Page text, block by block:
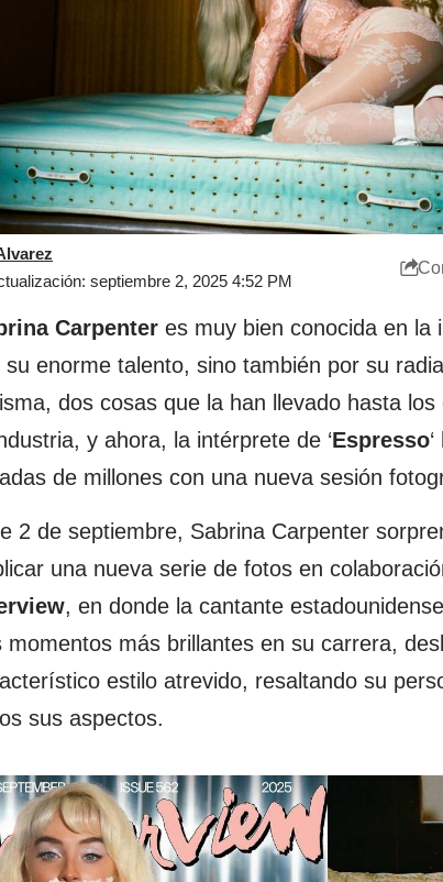
septiembre 2, 2025 4:52 PM
Carpenter es muy bien conocida en la
su enorme talento, sino también por su
dos cosas que la han llevado hasta
y ahora, la intérprete de ‘Espresso
de millones con una nueva sesión
2 de septiembre, Sabrina Carpenter
una nueva serie de fotos en
, en donde la cantante
momentos más brillantes en su carrera,
estilo atrevido, resaltando su
sus aspectos.